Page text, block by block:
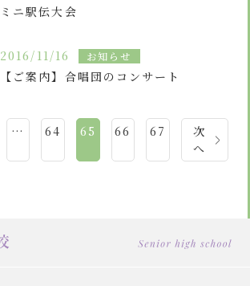
ミニ駅伝大会
2016/11/16 お知らせ
【ご案内】合唱団のコンサート
… 64 65 66 67
次
へ